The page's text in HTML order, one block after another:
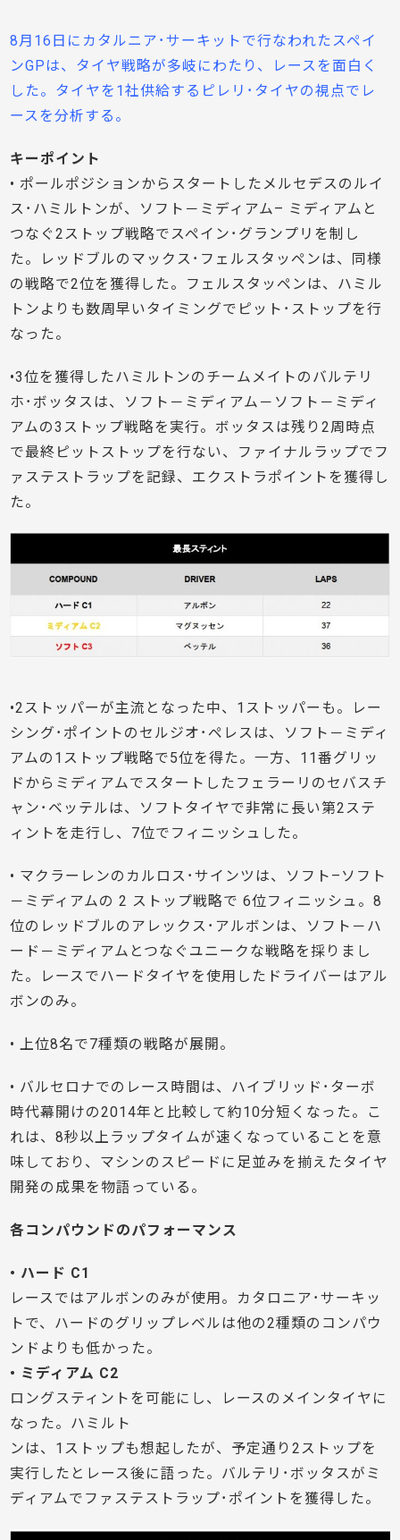
8月16日にカタルニア･サーキットで行なわれたスペイ
ンGPは、タイヤ戦略が多岐にわたり、レースを面白く
した。タイヤを1社供給するピレリ･タイヤの視点でレ
ースを分析する。
キーポイント
• ポールポジションからスタートしたメルセデスのルイ
ス･ハミルトンが、ソフト－ミディアム– ミディアムと
つなぐ2ストップ戦略でスペイン･グランプリを制し
た。レッドブルのマックス･フェルスタッペンは、同様
の戦略で2位を獲得した。フェルスタッペンは、ハミル
トンよりも数周早いタイミングでピット･ストップを行
なった。
•3位を獲得したハミルトンのチームメイトのバルテリ
ホ･ボッタスは、ソフト－ミディアム－ソフト－ミディ
アムの3ストップ戦略を実行。ボッタスは残り2周時点
で最終ピットストップを行ない、ファイナルラップでフ
ァステストラップを記録、エクストラポイントを獲得し
た。
•2ストッパーが主流となった中、1ストッパーも。レー
シング･ポイントのセルジオ･ペレスは、ソフト－ミディ
アムの1ストップ戦略で5位を得た。一方、11番グリッ
ドからミディアムでスタートしたフェラーリのセバスチ
ャン･ベッテルは、ソフトタイヤで非常に長い第2ステ
ィントを走行し、7位でフィニッシュした。
• マクラーレンのカルロス･サインツは、ソフト–ソフト
－ミディアムの 2 ストップ戦略で 6位フィニッシュ。8
位のレッドブルのアレックス･アルボンは、ソフト－ハ
ード－ミディアムとつなぐユニークな戦略を採りまし
た。レースでハードタイヤを使用したドライバーはアル
ボンのみ。
• 上位8名で7種類の戦略が展開。
• バルセロナでのレース時間は、ハイブリッド･ターボ
時代幕開けの2014年と比較して約10分短くなった。こ
れは、8秒以上ラップタイムが速くなっていることを意
味しており、マシンのスピードに足並みを揃えたタイヤ
開発の成果を物語っている。
各コンパウンドのパフォーマンス
• ハード C1
レースではアルボンのみが使用。カタロニア･サーキッ
トで、ハードのグリップレベルは他の2種類のコンパウ
ンドよりも低かった。
• ミディアム C2
ロングスティントを可能にし、レースのメインタイヤに
なった。ハミルト
ンは、1ストップも想起したが、予定通り2ストップを
実行したとレース後に語った。バルテリ･ボッタスがミ
ディアムでファステストラップ･ポイントを獲得した。